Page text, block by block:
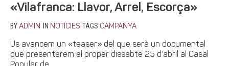
«Vilafranca: Llavor, Arrel, Escorça»
BY ADMIN IN NOTÍCIES TAGS CAMPANYA
Us avancem un «teaser» del que serà un documental
que presentarem el proper dissabte 25 d’abril al Casal